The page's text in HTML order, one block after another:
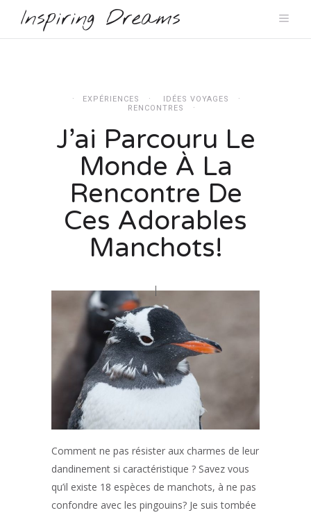
Inspiring Dreams
EXPÉRIENCES
IDÉES VOYAGES
RENCONTRES
J’ai Parcouru Le
Monde À La
Rencontre De
Ces Adorables
Manchots!
Comment ne pas résister aux charmes de leur
dandinement si caractéristique ? Savez vous
qu’il existe 18 espèces de manchots, à ne pas
confondre avec les pingouins? Je suis tombée